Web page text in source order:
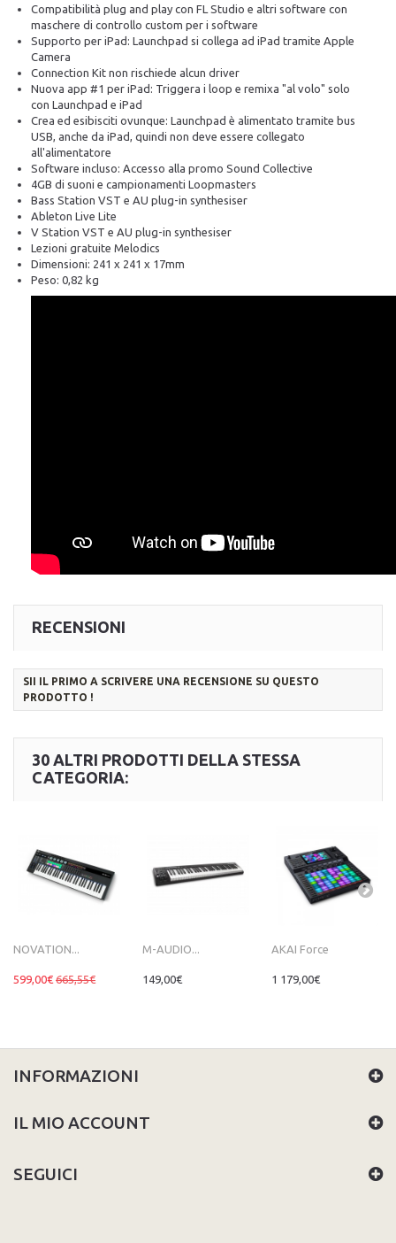
Compatibilità plug and play con FL Studio e altri software con
maschere di controllo custom per i software
Supporto per iPad: Launchpad si collega ad iPad tramite Apple
Camera
Connection Kit non rischiede alcun driver
Nuova app #1 per iPad: Triggera i loop e remixa "al volo" solo
con Launchpad e iPad
Crea ed esibisciti ovunque: Launchpad è alimentato tramite bus
USB, anche da iPad, quindi non deve essere collegato
all'alimentatore
Software incluso: Accesso alla promo Sound Collective
4GB di suoni e campionamenti Loopmasters
Bass Station VST e AU plug-in synthesiser
Ableton Live Lite
V Station VST e AU plug-in synthesiser
Lezioni gratuite Melodics
Dimensioni: 241 x 241 x 17mm
Peso: 0,82 kg
RECENSIONI
SII IL PRIMO A SCRIVERE UNA RECENSIONE SU QUESTO
PRODOTTO !
30 ALTRI PRODOTTI DELLA STESSA
CATEGORIA:
NOVATION...
599,00€ 665,55€
M-AUDIO...
149,00€
AKAI Force
1 179,00€
INFORMAZIONI
IL MIO ACCOUNT
SEGUICI